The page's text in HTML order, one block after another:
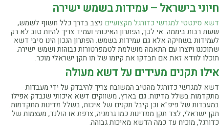
חיוני בישראל – עמידות בשמש ישירה
דשא סינטטי למגרשי כדורגל מקצועיים ניצב בדרך כלל חשוף לשמש,
שעות רבות ביממה. אי לכך, הפתרון האיכותי ועמיד צריך להיות טוב לא רק
לעמידות בשחיקה אלא גם עמידות בשמש. הפתרון הנכון הינו סיבי דשא
שתוכננו ויוצרו עם התאמה מושלמת לטמפרטורות גבוהות ושמש ישירה.
תוכלו לוודא זאת אם תבדקו את קיומו של תו תקן ישראלי מוכר.
אילו תקנים מעידים על דשא מעולה
דשא למגרשי כדורגל מהטיב המשובח צריך להיבדק על ידי מעבדות
מתקדמות בשלל מדינות. גם בארץ, משווקים דשא איכותי שנבדק אפילו
במעבדות של פיפ"א וכן קיבל תקנים של איכות, בשלל מדינות מתקדמות.
תקן ישראלי, לצד תקן ממדינות כמו גרמניה, צרפת או הולנד, מעצמות של
כדורגל, מוכיח עד כמה הדשא מאיכות גבוהה.